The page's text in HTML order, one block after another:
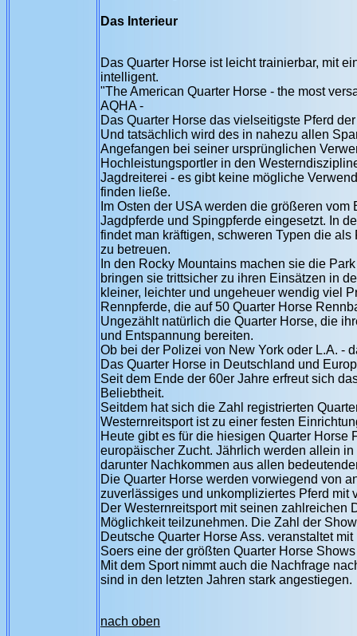
Das Interieur
Das Quarter Horse ist leicht trainierbar, mit
intelligent.
"The American Quarter Horse - the most
AQHA -
Das Quarter Horse das vielseitigste Pferd
Und tatsächlich wird des in nahezu allen
Angefangen bei seiner ursprünglichen
Hochleistungsportler in den
Jagdreiterei - es gibt keine mögliche
finden ließe.
Im Osten der USA werden die größeren
Jagdpferde und Spingpferde eingesetzt. In
findet man kräftigen, schweren Typen die
zu betreuen.
In den Rocky Mountains machen sie die
bringen sie trittsicher zu ihren Einsätzen in
kleiner, leichter und ungeheuer wendig viel
Rennpferde, die auf 50 Quarter Horse
Ungezählt natürlich die Quarter Horse, die
und Entspannung bereiten.
Ob bei der Polizei von New York oder L.A. -
Das Quarter Horse in Deutschland und
Seit dem Ende der 60er Jahre erfreut sich
Beliebtheit.
Seitdem hat sich die Zahl registrierten
Westernreitsport ist zu einer festen
Heute gibt es für die hiesigen Quarter
europäischer Zucht. Jährlich werden allein
darunter Nachkommen aus allen
Die Quarter Horse werden vorwiegend von
zuverlässiges und unkompliziertes Pferd mit
Der Westernreitsport mit seinen
Möglichkeit teilzunehmen. Die Zahl der
Deutsche Quarter Horse Ass. veranstaltet
Soers eine der größten Quarter Horse
Mit dem Sport nimmt auch die Nachfrage
sind in den letzten Jahren stark angestiegen.
nach oben